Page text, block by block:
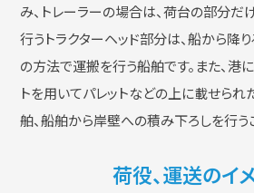
み、トレーラーの場合は、荷台の部分だ
行うトラクターヘッド部分は、船から降
の方法で運搬を行う船舶です。また、港
トを用いてパレットなどの上に載せられ
舶、船舶から岸壁への積み下ろしを行う
荷役、運送のイ